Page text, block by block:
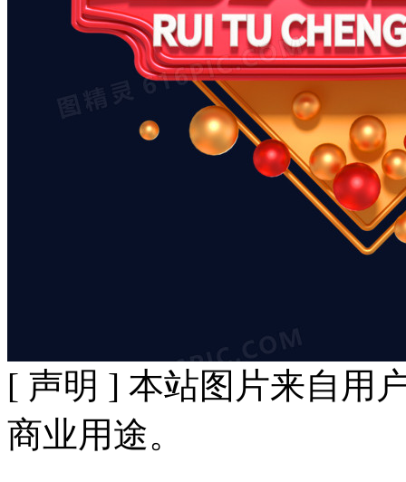
[ 声明 ] 本站图片来自用
商业用途。